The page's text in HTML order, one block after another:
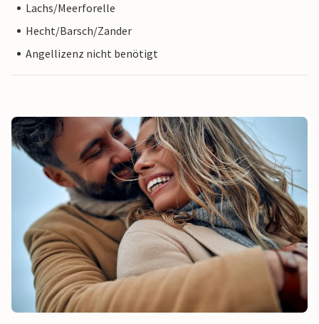
Lachs/Meerforelle
Hecht/Barsch/Zander
Angellizenz nicht benötigt